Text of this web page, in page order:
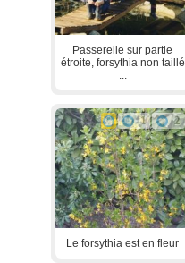
Passerelle sur partie
étroite, forsythia non taillé
...
1 2
Le forsythia est en fleur